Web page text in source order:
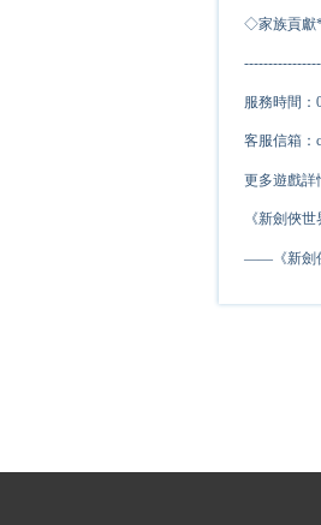
◇家族貢獻
服務時間：
客服信箱：
更多遊戲詳
《新劍俠
——《新劍